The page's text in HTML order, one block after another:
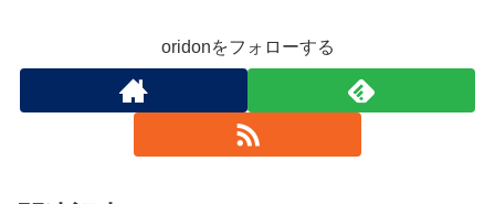
oridonをフォローする